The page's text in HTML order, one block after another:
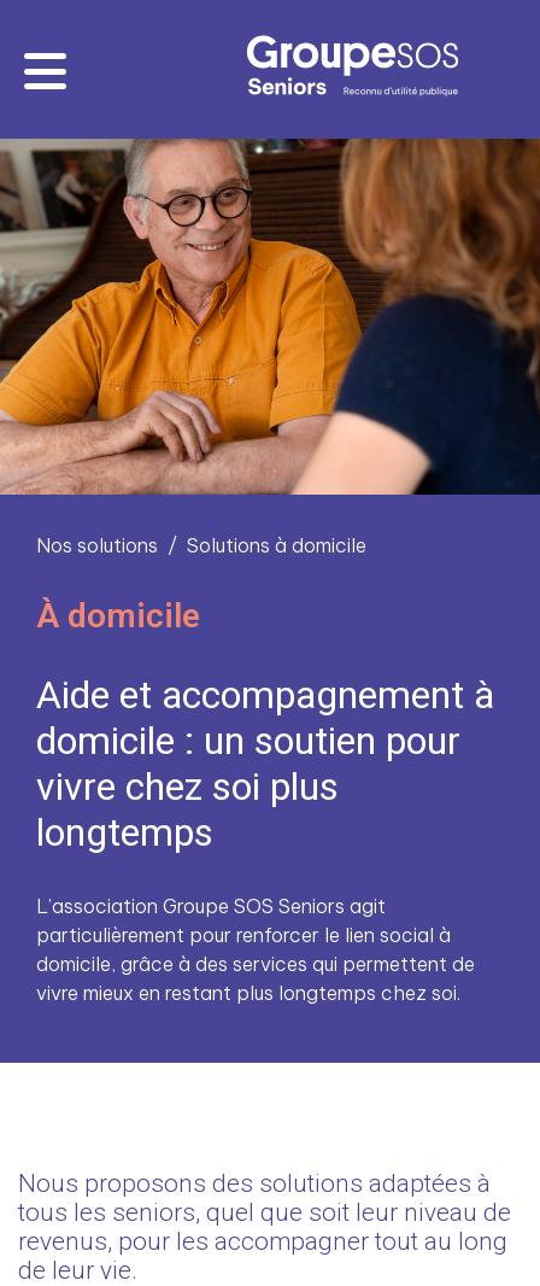
Nos solutions Solutions à domicile
À domicile
Aide et accompagnement à
domicile : un soutien pour
vivre chez soi plus
longtemps
L’association Groupe SOS Seniors agit
particulièrement pour renforcer le lien social à
domicile, grâce à des services qui permettent de
vivre mieux en restant plus longtemps chez soi.
Nous proposons des solutions adaptées à
tous les seniors, quel que soit leur niveau de
revenus, pour les accompagner tout au long
de leur vie.